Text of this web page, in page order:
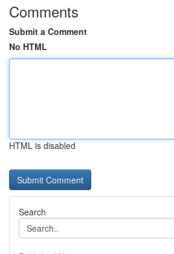
Comments
Submit a Comment
No HTML
HTML is disabled
Search